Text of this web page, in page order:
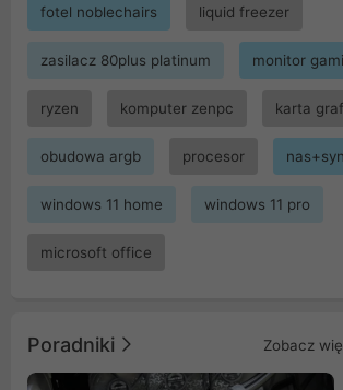
fotel noblechairs liquid freezer
zasilacz 80plus platinum monitor
ryzen komputer zenpc karta
obudowa argb procesor
windows 11 home windows 11 pro
microsoft office
Poradniki Zobacz